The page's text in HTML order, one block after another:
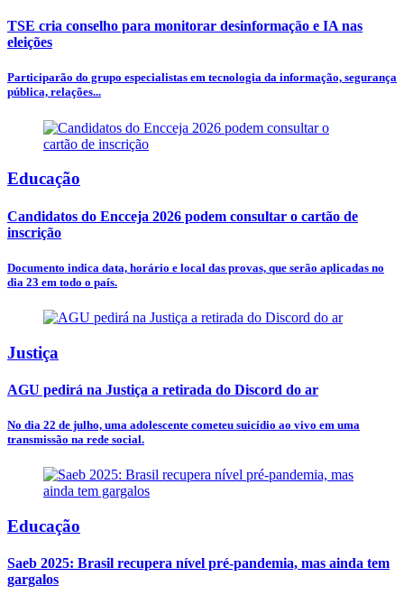
TSE cria conselho para monitorar desinformação e IA nas
eleições
Participarão do grupo especialistas em tecnologia da informação, segurança
pública, relações...
Educação
Candidatos do Encceja 2026 podem consultar o cartão de
inscrição
Documento indica data, horário e local das provas, que serão aplicadas no
dia 23 em todo o país.
Justiça
AGU pedirá na Justiça a retirada do Discord do ar
No dia 22 de julho, uma adolescente cometeu suicídio ao vivo em uma
transmissão na rede social.
Educação
Saeb 2025: Brasil recupera nível pré-pandemia, mas ainda tem
gargalos